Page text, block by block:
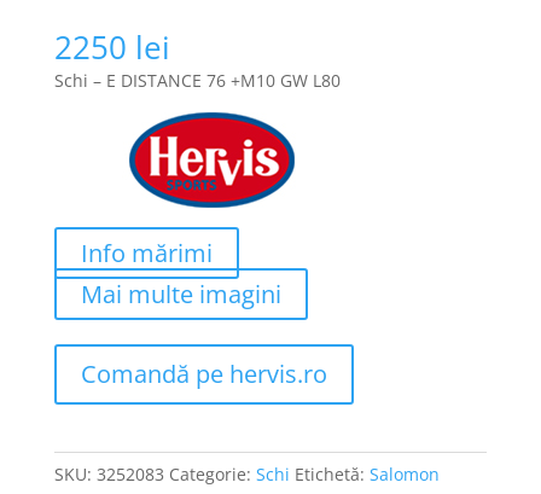
2250 lei
Schi – E DISTANCE 76 +M10 GW L80
Info mărimi
Mai multe imagini
Comandă pe hervis.ro
SKU: 3252083 Categorie: Schi Etichetă: Salomon